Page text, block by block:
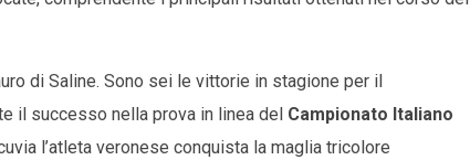
di Saline. Sono sei le vittorie in stagione per il
il successo nella prova in linea del Campionato Italiano
l’atleta veronese conquista la maglia tricolore